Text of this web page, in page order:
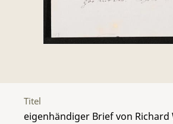
Titel
eigenhändiger Brief von Richard